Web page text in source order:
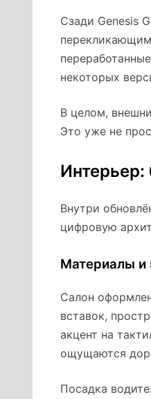
Сзади Genesis
некоторых
В целом,
Это уже не
Внутри
цифровую
Материалы и
Салон
вставок,
акцент на
ощущаются
Посадка